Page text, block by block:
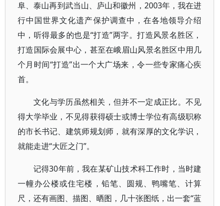
阜、泰山再到武当山、庐山和徽州，2003年，我在进
行中国世界文化遗产保护调查中，在各地领导介绍
中，听得最多的也是“打造”两字。打造风景名胜区，
打造国际会展中心，甚至在峨眉山风景名胜区中用几
个月时间“打造”出一个大广场来，令一些专家痛心疾
首。
文化与学历虽然相关，但并不一定成正比。不见
得大学毕业，不见得获得硕士或博士学位有高级职称
的市长书记、建筑师规划师，就有深厚的文化学识，
就能走进“大匠之门”。
记得30年前，我在某矿山技术科工作时，当时建
一幢办公楼或住宅楼，铅笔、圆规、鸭嘴笔、计算
尺，还有画图、描图、晒图，几十张图纸，出一套“蓝